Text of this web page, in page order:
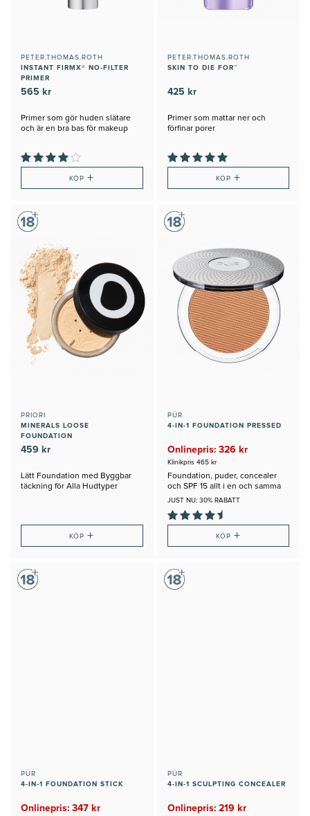
PETER.THOMAS.ROTH
INSTANT FIRMX® NO-FILTER
PRIMER
565 kr
Primer som gör huden slätare
och är en bra bas för makeup
KÖP+
PETER.THOMAS.ROTH
SKIN TO DIE FOR™
425 kr
Primer som mattar ner och
förfinar porer
KÖP +
PRIORI
MINERALS LOOSE
FOUNDATION
459 kr
Lätt Foundation med Byggbar
täckning för Alla Hudtyper
KÖP+
PÜR
4-IN-1 FOUNDATION PRESSED
Onlinepris: 326 kr
Klinikpris 465 kr
Foundation, puder, concealer
och SPF 15 allt i en och samma
produkt
JUST NU: 30% RABATT
KÖP +
PÜR
4-IN-1 FOUNDATION STICK
Onlinepris: 347 kr
PÜR
4-IN-1 SCULPTING CONCEALER
Onlinepris: 219 kr